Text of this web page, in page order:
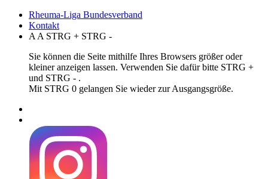
Rheuma-Liga Bundesverband
Kontakt
A A STRG + STRG -
Sie können die Seite mithilfe Ihres Browsers größer oder
kleiner anzeigen lassen. Verwenden Sie dafür bitte STRG +
und STRG - .
Mit STRG 0 gelangen Sie wieder zur Ausgangsgröße.